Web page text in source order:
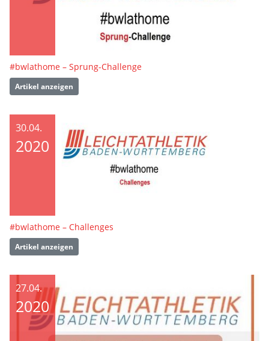
#bwlathome – Sprung-Challenge
Artikel anzeigen
30.04.
2020
#bwlathome – Challenges
Artikel anzeigen
27.04.
2020